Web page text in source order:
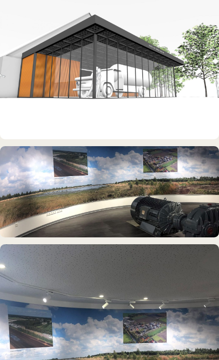
DAUERAUSSTELLUNG · 3D · FILM
Erdölmuseum Twist
DAUERAUSSTELLUNG · 3D · FILM
Erdölmuseum Twist